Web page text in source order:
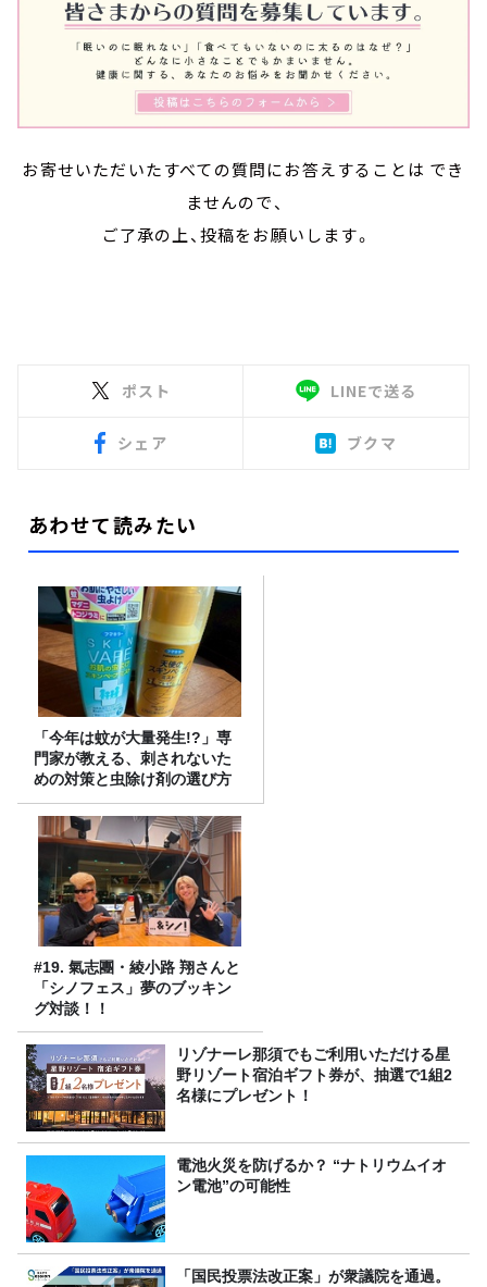
お寄せいただいたすべての質問にお答えすることは でき
ませんので、
ご了承の上、投稿をお願いします。
ポスト LINEで送る
シェア ブクマ
あわせて読みたい
「今年は蚊が大量発生!?」専
門家が教える、刺されないた
めの対策と虫除け剤の選び方
#19. 氣志團・綾小路 翔さんと
「シノフェス」夢のブッキン
グ対談！！
リゾナーレ那須でもご利用いただける星
野リゾート宿泊ギフト券が、抽選で1組2
名様にプレゼント！
電池火災を防げるか？ “ナトリウムイオ
ン電池”の可能性
「国民投票法改正案」が衆議院を通過。